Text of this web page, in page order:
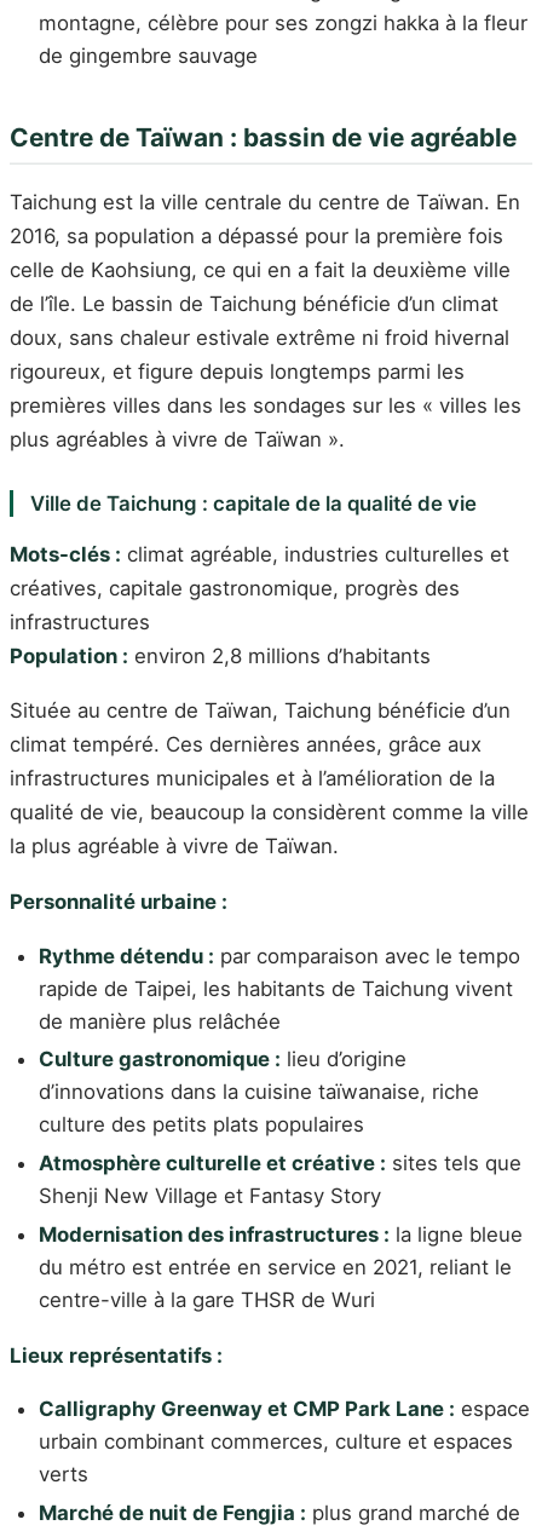
montagne, célèbre pour ses zongzi hakka à la fleur
de gingembre sauvage
Centre de Taïwan : bassin de vie agréable
Taichung est la ville centrale du centre de Taïwan. En
2016, sa population a dépassé pour la première fois
celle de Kaohsiung, ce qui en a fait la deuxième ville
de l’île. Le bassin de Taichung bénéficie d’un climat
doux, sans chaleur estivale extrême ni froid hivernal
rigoureux, et figure depuis longtemps parmi les
premières villes dans les sondages sur les « villes les
plus agréables à vivre de Taïwan ».
Ville de Taichung : capitale de la qualité de vie
Mots-clés : climat agréable, industries culturelles et
créatives, capitale gastronomique, progrès des
infrastructures
Population : environ 2,8 millions d’habitants
Située au centre de Taïwan, Taichung bénéficie d’un
climat tempéré. Ces dernières années, grâce aux
infrastructures municipales et à l’amélioration de la
qualité de vie, beaucoup la considèrent comme la ville
la plus agréable à vivre de Taïwan.
Personnalité urbaine :
Rythme détendu : par comparaison avec le tempo
rapide de Taipei, les habitants de Taichung vivent
de manière plus relâchée
Culture gastronomique : lieu d’origine
d’innovations dans la cuisine taïwanaise, riche
culture des petits plats populaires
Atmosphère culturelle et créative : sites tels que
Shenji New Village et Fantasy Story
Modernisation des infrastructures : la ligne bleue
du métro est entrée en service en 2021, reliant le
centre-ville à la gare THSR de Wuri
Lieux représentatifs :
Calligraphy Greenway et CMP Park Lane : espace
urbain combinant commerces, culture et espaces
verts
Marché de nuit de Fengjia : plus grand marché de